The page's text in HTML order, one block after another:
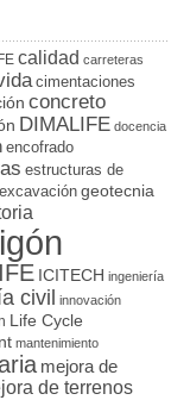
calidad carreteras
cimentaciones
concreto
DIMALIFE docencia
encofrado
estructuras de
excavación geotecnia
ICITECH ingeniería
civil innovación
Life Cycle
mantenimiento
mejora de
de terrenos